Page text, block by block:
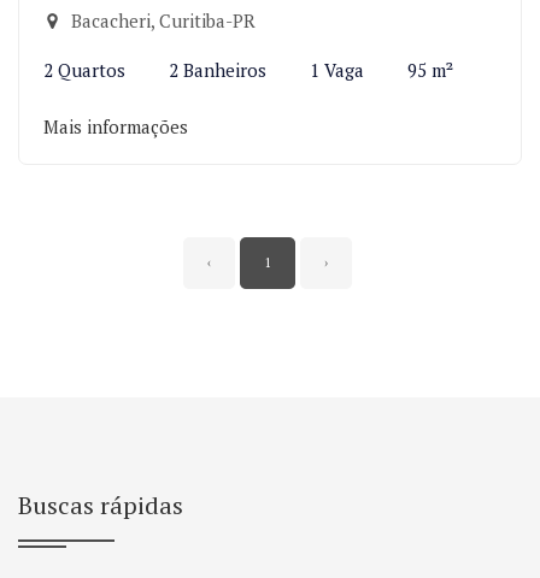
Bacacheri, Curitiba-PR
2 Quartos 2 Banheiros 1 Vaga 95 m²
Mais informações
‹ 1 ›
Buscas rápidas